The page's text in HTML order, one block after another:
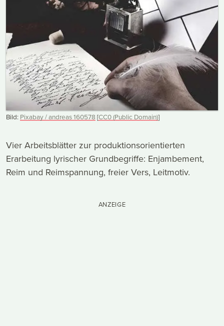
Bild: Pixabay / andreas 160578 [CC0 (Public Domain)]
Vier Arbeitsblätter zur produktionsorientierten
Erarbeitung lyrischer Grundbegriffe: Enjambement,
Reim und Reimspannung, freier Vers, Leitmotiv.
ANZEIGE